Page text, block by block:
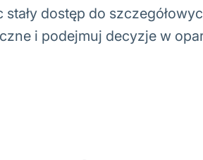
dostęp do
i podejmuj decyzje w